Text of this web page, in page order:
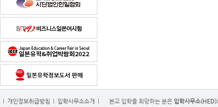
개인정보취급방침 입학사무소소개 본교 입학을 희망하는 분은 입학사무소(HED)